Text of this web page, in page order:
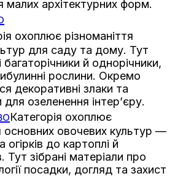
малих архітектурних форм.
охоплює різноманіття
для саду та дому. Тут
багаторічники й однорічники,
рослини. Окремо
декоративні злаки та
для озеленення інтер’єру.
Категорія охоплює
овочевих культур —
огірків до картоплі й
Тут зібрані матеріали про
посадки, догляд та захист